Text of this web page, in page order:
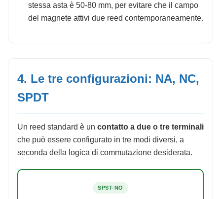
stessa asta è 50-80 mm, per evitare che il campo
del magnete attivi due reed contemporaneamente.
4. Le tre configurazioni: NA, NC,
SPDT
Un reed standard è un contatto a due o tre terminali
che può essere configurato in tre modi diversi, a
seconda della logica di commutazione desiderata.
SPST-NO